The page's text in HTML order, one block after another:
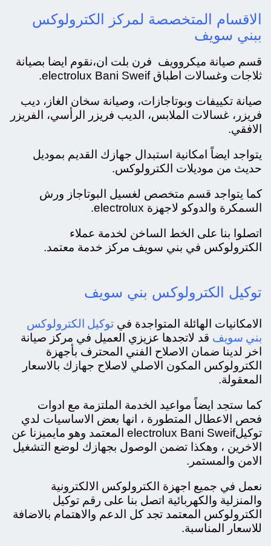
الاقسام المتخصصة لمركز الكترولوكس
ببني سويف
قسم صيانة ميكروويف فرن بلت ان،نقوم ايضا بصيانة
ثلاجات وغسالات اطباق electrolux Bani Sweif.
صيانة تكييفات وبوتاجازات، وصيانة سخان الغاز، ديب
فريزر، غسالات الملابس، الديب فريزر الرأسي، الفريزر
الافقي.
يتواجد ايضاً امكانية استبدال جهازك القديم بموديل
حديث من موديلات الكترولوكس.
كما يتواجد قسم متخصص لغسيل البوتاجاز ورش
السمكرة والدوكو لاجهزة electrolux.
اتصلوا بنا على الخط الساخن لخدمة عملاء
الكترولوكس في بني سويف مركز خدمة معتمد.
توكيل الكترولوكس بني سويف
الامكانيات الهائلة المتواجدة في توكيل الكترولوكس
بني سويف قد لاتجدها عزيزي العميل في مركز صيانة
اخر لدينا ضمان الاصلاح الفني المحترف بأجهزة
الكترولوكس المكون الاصلي لاصلاح جهازك بالاسعار
المعقولة.
كما ستجد ايضاً مواعيد الخدمة الملتزمة مع ادوات
فحص الاعطال المتطورة ، انها بعض الاساسيات لدي
توكيلelectrolux Bani Sweif المعتمد وهو مايميزنا عن
الاخرين ، وهكذا تضمن الوصول بجهازك لوضع التشغيل
الامن والمستمر.
نعمل في جميع اجهزة الكترولوكس الالكترونية
والمنزلية والكهربائية اتصل بنا على رقم توكيل
الكترولوكس المعتمد تجد كل الدعم والاهتمام بالاضافة
للاسعار المناسبة.